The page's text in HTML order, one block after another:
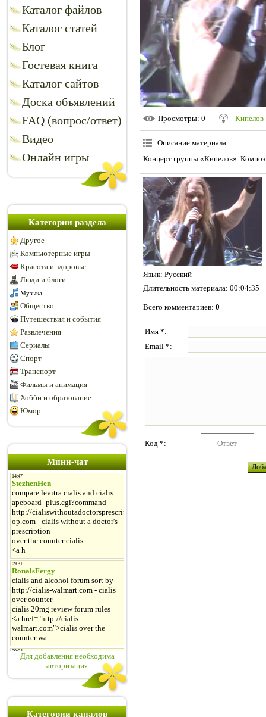
Каталог файлов
Каталог статей
Блог
Гостевая книга
Каталог сайтов
Доска объявлений
FAQ (вопрос/ответ)
Видео
Онлайн игры
Категории раздела
Другое
Компьютерные игры
Красота и здоровье
Люди и блоги
Музыка
Общество
Путешествия и события
Развлечения
Сериалы
Спорт
Транспорт
Фильмы и анимация
Хобби и образование
Юмор
Мини-чат
Для добавления необходима
авторизация
Категории каналов
Просмотры: 0 Кипелов
Описание материала:
Концерт группы «Кипелов».
Язык: Русский
Длительность материала: 00:04:35
Всего комментариев: 0
Имя *:
Email *:
Код *: